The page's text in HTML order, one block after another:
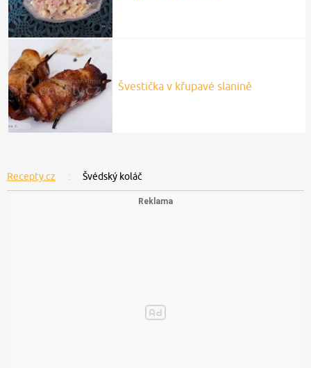
Švestička v křupavé slanině
Recepty.cz Švédský koláč